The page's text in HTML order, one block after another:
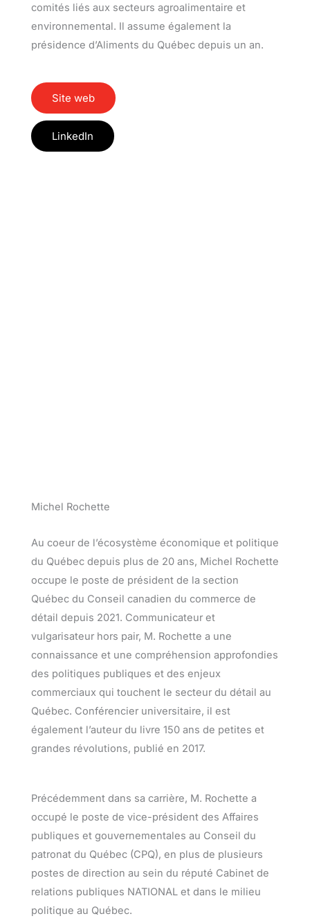
comités liés aux secteurs agroalimentaire et
environnemental. Il assume également la
présidence d’Aliments du Québec depuis un an.
Site web
LinkedIn
Michel Rochette
Au coeur de l’écosystème économique et politique
du Québec depuis plus de 20 ans, Michel Rochette
occupe le poste de président de la section
Québec du Conseil canadien du commerce de
détail depuis 2021. Communicateur et
vulgarisateur hors pair, M. Rochette a une
connaissance et une compréhension approfondies
des politiques publiques et des enjeux
commerciaux qui touchent le secteur du détail au
Québec. Conférencier universitaire, il est
également l’auteur du livre 150 ans de petites et
grandes révolutions, publié en 2017.
Précédemment dans sa carrière, M. Rochette a
occupé le poste de vice-président des Affaires
publiques et gouvernementales au Conseil du
patronat du Québec (CPQ), en plus de plusieurs
postes de direction au sein du réputé Cabinet de
relations publiques NATIONAL et dans le milieu
politique au Québec.